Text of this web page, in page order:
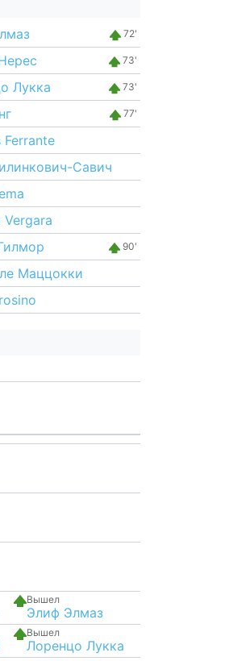
72'
73'
Лукка 73'
77'
Ferrante
Савич
90'
Маццокки
Вышел
Элиф Элмаз
Вышел
Лоренцо Лукка